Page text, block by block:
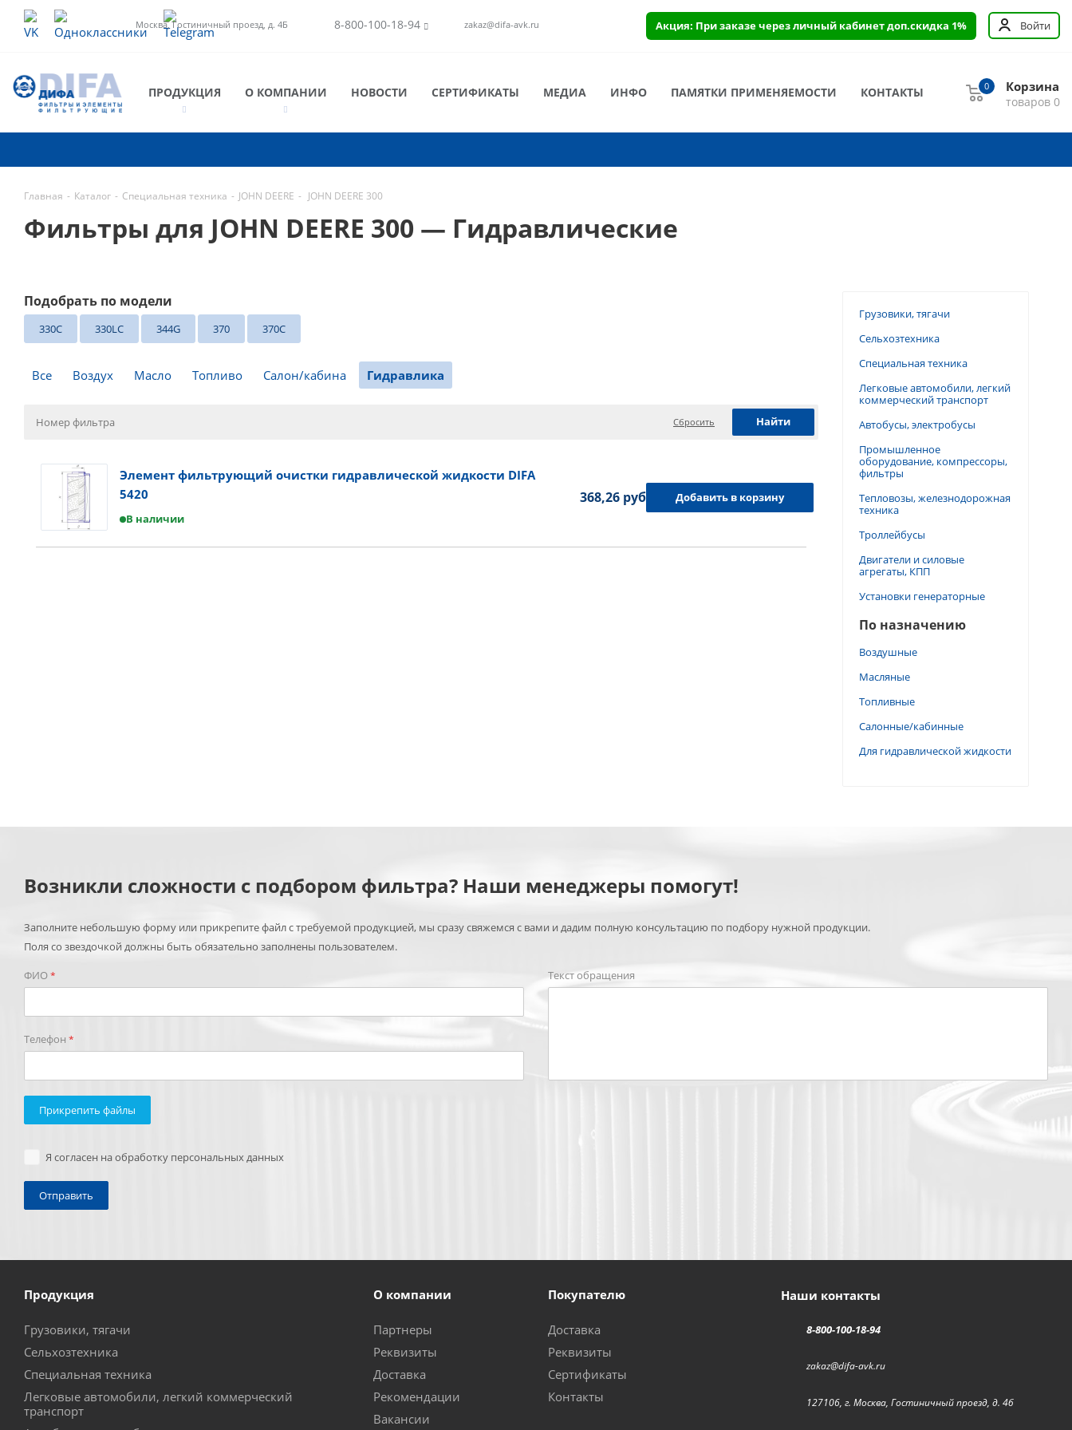
Москва, Гостиничный проезд, д. 4Б 8-800-100-18-94 zakaz@difa-avk.ru Акция: При заказе через личный кабинет доп.скидка 1% Войти
ПРОДУКЦИЯ О КОМПАНИИ НОВОСТИ СЕРТИФИКАТЫ МЕДИА ИНФО ПАМЯТКИ ПРИМЕНЯЕМОСТИ КОНТАКТЫ Корзина
товаров 0
0
Главная - Каталог - Специальная техника - JOHN DEERE - JOHN DEERE 300
Фильтры для JOHN DEERE 300 — Гидравлические
Подобрать по модели
330C 330LC 344G 370 370C
Все Воздух Масло Топливо Салон/кабина Гидравлика
Сбросить
Элемент фильтрующий очистки гидравлической жидкости DIFA
5420
В наличии
368,26 руб. Добавить в корзину
Грузовики, тягачи
Сельхозтехника
Специальная техника
Легковые автомобили, легкий
коммерческий транспорт
Автобусы, электробусы
Промышленное
оборудование, компрессоры,
фильтры
Тепловозы, железнодорожная
техника
Троллейбусы
Двигатели и силовые
агрегаты, КПП
Установки генераторные
По назначению
Воздушные
Масляные
Топливные
Салонные/кабинные
Для гидравлической жидкости
Возникли сложности с подбором фильтра? Наши менеджеры помогут!
Заполните небольшую форму или прикрепите файл с требуемой продукцией, мы сразу свяжемся с вами и дадим полную консультацию по подбору нужной продукции.
Поля со звездочкой должны быть обязательно заполнены пользователем.
ФИО*
Телефон *
Текст обращения
Прикрепить файлы
Я согласен на обработку персональных данных
Продукция
Грузовики, тягачи
Сельхозтехника
Специальная техника
Легковые автомобили, легкий коммерческий
транспорт
О компании
Партнеры
Реквизиты
Доставка
Рекомендации
Вакансии
Покупателю
Доставка
Реквизиты
Сертификаты
Контакты
Наши контакты
8-800-100-18-94
zakaz@difa-avk.ru
127106, г. Москва, Гостиничный проезд, д. 4б